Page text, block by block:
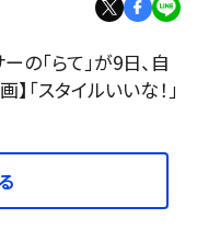
の「らて」が9日、自
「スタイルいいな！」